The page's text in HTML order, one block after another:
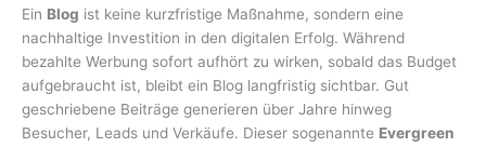
Ein Blog ist keine kurzfristige Maßnahme, sondern eine
nachhaltige Investition in den digitalen Erfolg. Während
bezahlte Werbung sofort aufhört zu wirken, sobald das Budget
aufgebraucht ist, bleibt ein Blog langfristig sichtbar. Gut
geschriebene Beiträge generieren über Jahre hinweg
Besucher, Leads und Verkäufe. Dieser sogenannte Evergreen